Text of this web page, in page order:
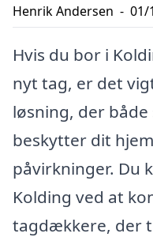
Henrik Andersen - 01/
Hvis du bor i
nyt tag, er det
løsning, der
beskytter dit
påvirkninger. Du
Kolding ved at
tagdækkere, der